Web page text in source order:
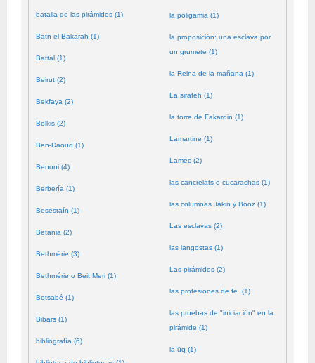
batalla de las pirámides (1)
Batn-el-Bakarah (1)
Battal (1)
Beirut (2)
Bekfaya (2)
Belkis (2)
Ben-Daoud (1)
Benoni (4)
Berbería (1)
Besestaín (1)
Betania (2)
Bethmérie (3)
Bethmérie o Beit Meri (1)
Betsabé (1)
Bibars (1)
bibliografía (6)
la poligamia (1)
la proposición: una esclava por
un grumete (1)
la Reina de la mañana (1)
La sirafeh (1)
la torre de Fakardin (1)
Lamartine (1)
Lamec (2)
las cancrelats o cucarachas (1)
las columnas Jakin y Booz (1)
Las esclavas (2)
las langostas (1)
Las pirámides (2)
las profesiones de fe. (1)
las pruebas de "iniciación" en la
pirámide (1)
laʿūq (1)